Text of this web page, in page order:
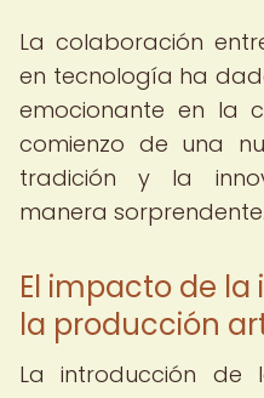
La colaboración
en tecnología ha
emocionante en la
comienzo de una
tradición y la
manera sorprendente.
El impacto de la
la producción
La introducción de